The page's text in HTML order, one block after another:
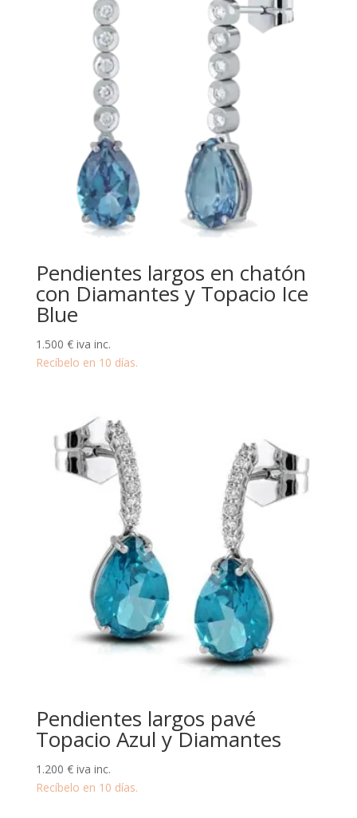
Pendientes largos en chatón
con Diamantes y Topacio Ice
Blue
1.500 € iva inc.
Recíbelo en 10 días.
Pendientes largos pavé
Topacio Azul y Diamantes
1.200 € iva inc.
Recíbelo en 10 días.